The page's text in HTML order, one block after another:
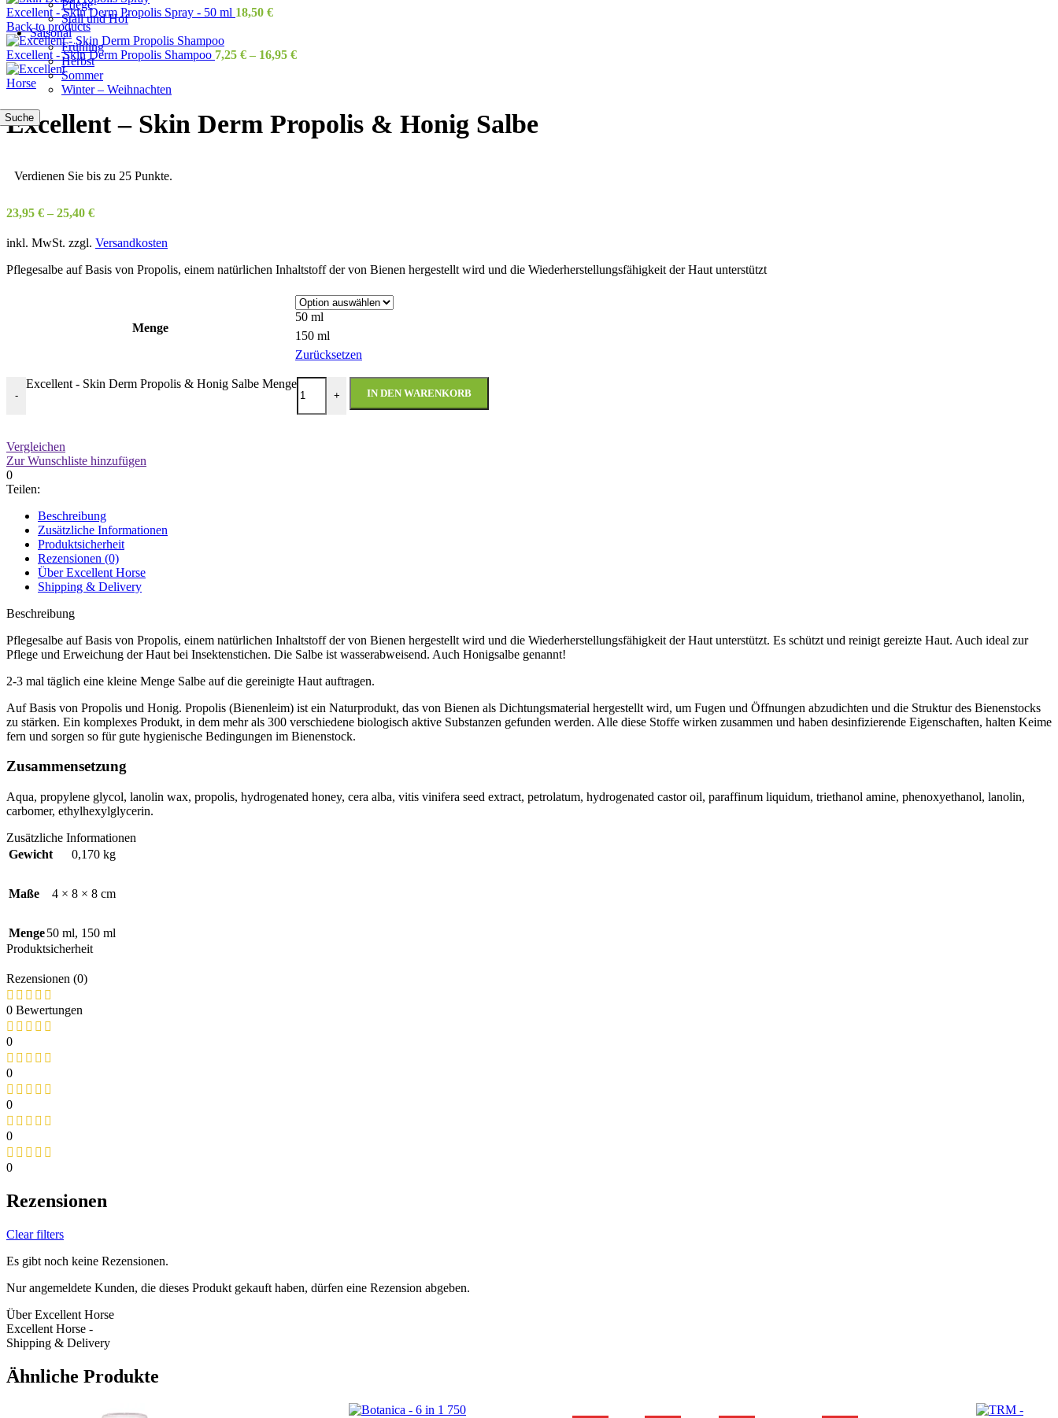
Pflege
Stall und Hof
Saisonal
Frühling
Herbst
Sommer
Winter – Weihnachten
Suche
Excellent - Skin Derm Propolis Spray - 50 ml 18,50 €
Back to products
Excellent - Skin Derm Propolis Shampoo 7,25 € – 16,95 €
Excellent – Skin Derm Propolis & Honig Salbe
Verdienen Sie bis zu 25 Punkte.
23,95 € – 25,40 €
inkl. MwSt. zzgl. Versandkosten
Pflegesalbe auf Basis von Propolis, einem natürlichen Inhaltstoff der von Bienen hergestellt wird und die Wiederherstellungsfähigkeit der Haut unterstützt
Menge
50 ml
150 ml
Zurücksetzen
-
Excellent - Skin Derm Propolis & Honig Salbe Menge
+ IN DEN WARENKORB
Vergleichen
Zur Wunschliste hinzufügen
0
Teilen:
Beschreibung
Zusätzliche Informationen
Produktsicherheit
Rezensionen (0)
Über Excellent Horse
Shipping & Delivery
Beschreibung
Pflegesalbe auf Basis von Propolis, einem natürlichen Inhaltstoff der von Bienen hergestellt wird und die Wiederherstellungsfähigkeit der Haut unterstützt. Es schützt und reinigt gereizte Haut. Auch ideal zur
Pflege und Erweichung der Haut bei Insektenstichen. Die Salbe ist wasserabweisend. Auch Honigsalbe genannt!
2-3 mal täglich eine kleine Menge Salbe auf die gereinigte Haut auftragen.
Auf Basis von Propolis und Honig. Propolis (Bienenleim) ist ein Naturprodukt, das von Bienen als Dichtungsmaterial hergestellt wird, um Fugen und Öffnungen abzudichten und die Struktur des Bienenstocks
zu stärken. Ein komplexes Produkt, in dem mehr als 300 verschiedene biologisch aktive Substanzen gefunden werden. Alle diese Stoffe wirken zusammen und haben desinfizierende Eigenschaften, halten Keime
fern und sorgen so für gute hygienische Bedingungen im Bienenstock.
Zusammensetzung
Aqua, propylene glycol, lanolin wax, propolis, hydrogenated honey, cera alba, vitis vinifera seed extract, petrolatum, hydrogenated castor oil, paraffinum liquidum, triethanol amine, phenoxyethanol, lanolin,
carbomer, ethylhexylglycerin.
Zusätzliche Informationen
Gewicht
0,170 kg
Maße 4 × 8 × 8 cm
Menge50 ml, 150 ml
Produktsicherheit
Rezensionen (0)
0 Bewertungen
0
0
0
0
0
Rezensionen
Clear filters
Es gibt noch keine Rezensionen.
Nur angemeldete Kunden, die dieses Produkt gekauft haben, dürfen eine Rezension abgeben.
Über Excellent Horse
Excellent Horse -
Shipping & Delivery
Ähnliche Produkte